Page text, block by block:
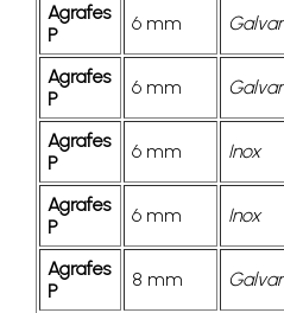
Agrafes
P
6 mm
Agrafes
P
6 mm
Agrafes
P
6 mm Inox
Agrafes
P
6 mm Inox
Agrafes
P
8 mm